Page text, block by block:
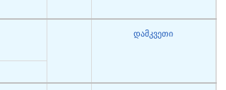
დამკვეთი